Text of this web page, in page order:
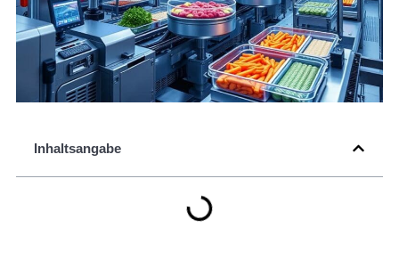
Inhaltsangabe